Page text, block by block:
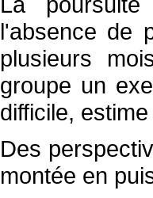
l'absence de
plusieurs
groupe un
difficile,
Des
montée en